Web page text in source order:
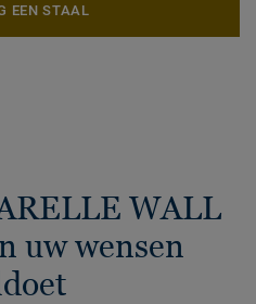
EEN STAAL
WALL
uw wensen